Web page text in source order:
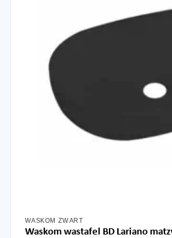
WASKOM ZWART
Waskom wastafel BD Lariano